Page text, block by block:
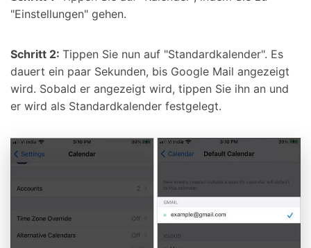
"Einstellungen" gehen.
Schritt 2: Tippen Sie nun auf "Standardkalender". Es
dauert ein paar Sekunden, bis Google Mail angezeigt
wird. Sobald er angezeigt wird, tippen Sie ihn an und
er wird als Standardkalender festgelegt.